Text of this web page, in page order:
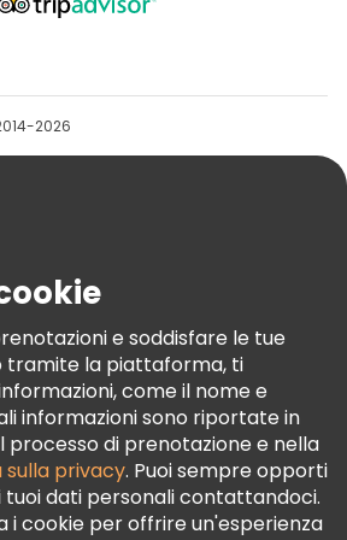
vicinanze Christiansborg Palace
Tivoli Gardens
2026
e soddisfare le tue
tramite la piattaforma, ti
come il nome e
informazioni sono riportate in
di prenotazione e nella
privacy. Puoi sempre opporti
dati personali contattandoci.
i cookie per offrire un'esperienza